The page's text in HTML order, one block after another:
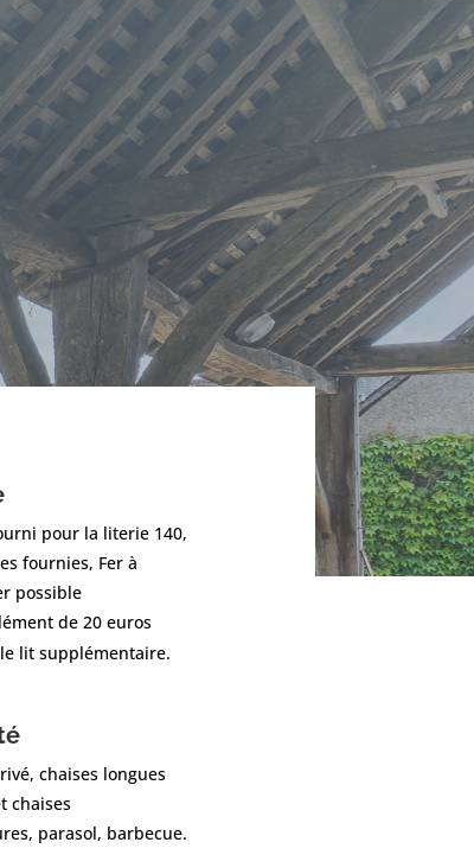
pour la literie 140,
fournies, Fer à
possible
de 20 euros
lit supplémentaire.
chaises longues
chaises
parasol, barbecue.